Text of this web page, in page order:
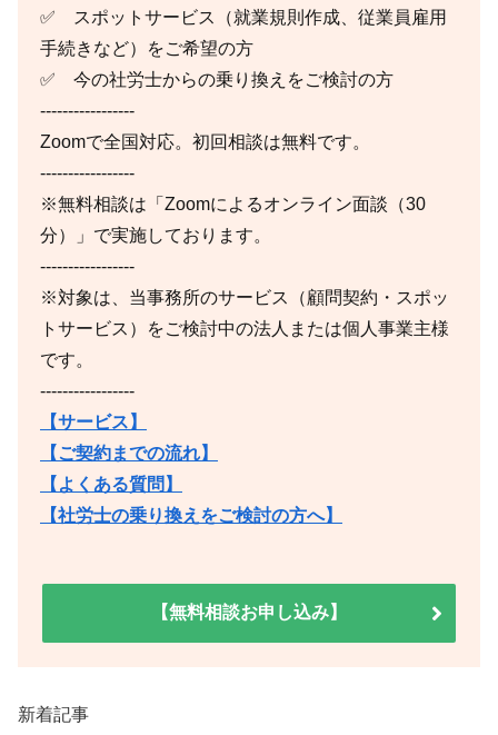
✅ スポットサービス（就業規則作成、従業員雇用
手続きなど）をご希望の方
✅ 今の社労士からの乗り換えをご検討の方
-----------------
Zoomで全国対応。初回相談は無料です。
-----------------
※無料相談は「Zoomによるオンライン面談（30
分）」で実施しております。
-----------------
※対象は、当事務所のサービス（顧問契約・スポッ
トサービス）をご検討中の法人または個人事業主様
です。
-----------------
【サービス】
【ご契約までの流れ】
【よくある質問】
【社労士の乗り換えをご検討の方へ】
【無料相談お申し込み】
新着記事